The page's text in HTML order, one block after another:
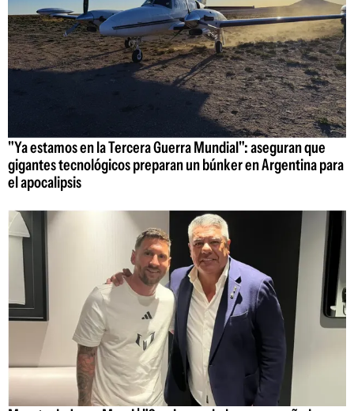
"Ya estamos en la Tercera Guerra Mundial": aseguran que
gigantes tecnológicos preparan un búnker en Argentina para
el apocalipsis